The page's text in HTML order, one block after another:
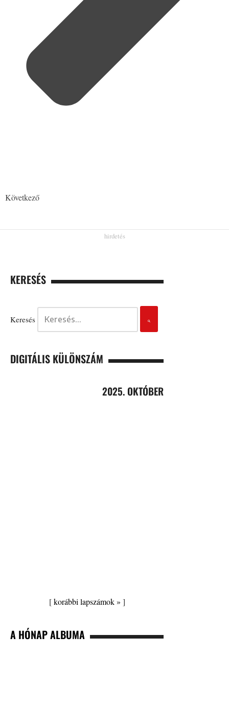
Következő
KERESÉS
Keresés
DIGITÁLIS KÜLÖNSZÁM
2025. OKTÓBER
[korábbi lapszámok » ]
A HÓNAP ALBUMA